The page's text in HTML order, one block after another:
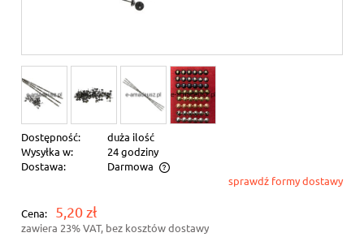
Dostępność:
duża ilość
Wysyłka w:
24 godziny
Dostawa:
Darmowa
Cena nie zawiera ewentualnych kosztów płatnościsprawdź formy dostawy
Cena: 5,20 zł
zawiera 23% VAT, bez kosztów dostawy